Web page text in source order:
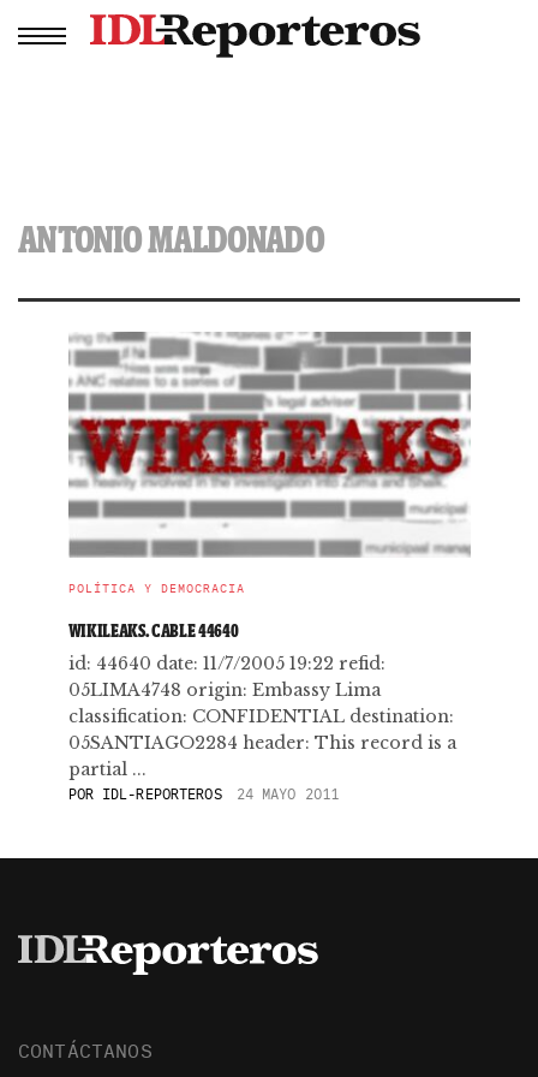
ANTONIO MALDONADO
POLÍTICA Y DEMOCRACIA
WIKILEAKS. CABLE 44640
id: 44640 date: 11/7/2005 19:22 refid:
05LIMA4748 origin: Embassy Lima
classification: CONFIDENTIAL destination:
05SANTIAGO2284 header: This record is a
partial ...
POR IDL-REPORTEROS 24 MAYO 2011
CONTÁCTANOS